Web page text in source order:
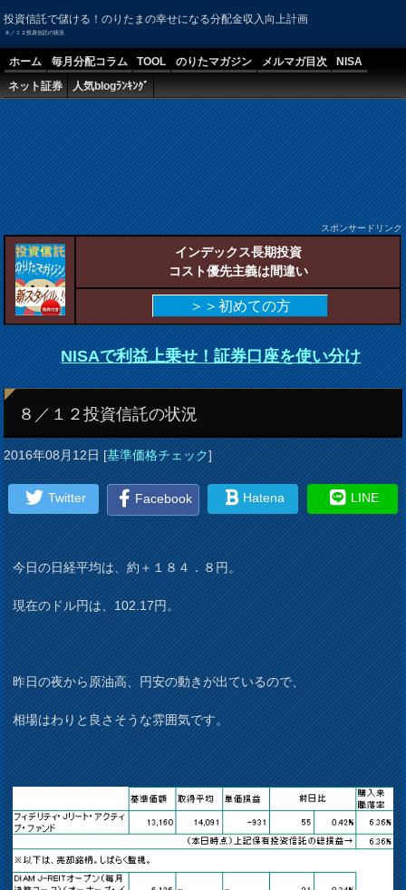
投資信託で儲ける！のりたまの幸せになる分配金収入向上計画
８／１２投資信託の状況
ホーム 毎月分配コラム TOOL のりたマガジン メルマガ目次
NISA
ネット証券
人気blogﾗﾝｷﾝｸﾞ
スポンサードリンク
インデックス長期投資
コスト優先主義は間違い
＞＞初めての方
NISAで利益上乗せ！証券口座を使い分け
８／１２投資信託の状況
2016年08月12日[基準価格チェック]
Twitter Facebook Hatena LINE
今日の日経平均は、約＋１８４．８円。
現在のドル円は、102.17円。
昨日の夜から原油高、円安の動きが出ているので、
相場はわりと良さそうな雰囲気です。